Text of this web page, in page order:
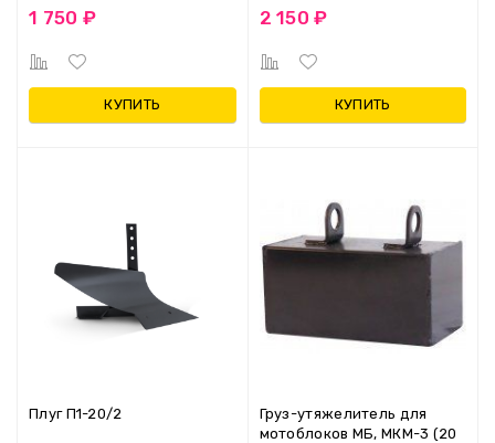
1 750 ₽
КУПИТЬ
2 150 ₽
КУПИТЬ
Плуг П1-20/2
Груз-утяжелитель для
мотоблоков МБ, МКМ-3 (20